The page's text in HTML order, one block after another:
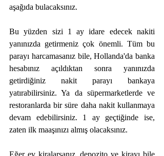
aşağıda bulacaksınız.
Bu yüzden sizi 1 ay idare edecek nakiti
yanınızda getirmeniz çok önemli. Tüm bu
parayı harcamasanız bile, Hollanda'da banka
hesabınız açıldıktan sonra yanınızda
getirdiğiniz nakit parayı bankaya
yatırabilirsiniz. Ya da süpermarketlerde ve
restoranlarda bir süre daha nakit kullanmaya
devam edebilirsiniz. 1 ay geçtiğinde ise,
zaten ilk maaşınızı almış olacaksınız.